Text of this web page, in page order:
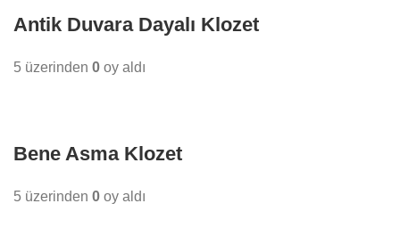
Antik Duvara Dayalı Klozet
5 üzerinden 0 oy aldı
Bene Asma Klozet
5 üzerinden 0 oy aldı